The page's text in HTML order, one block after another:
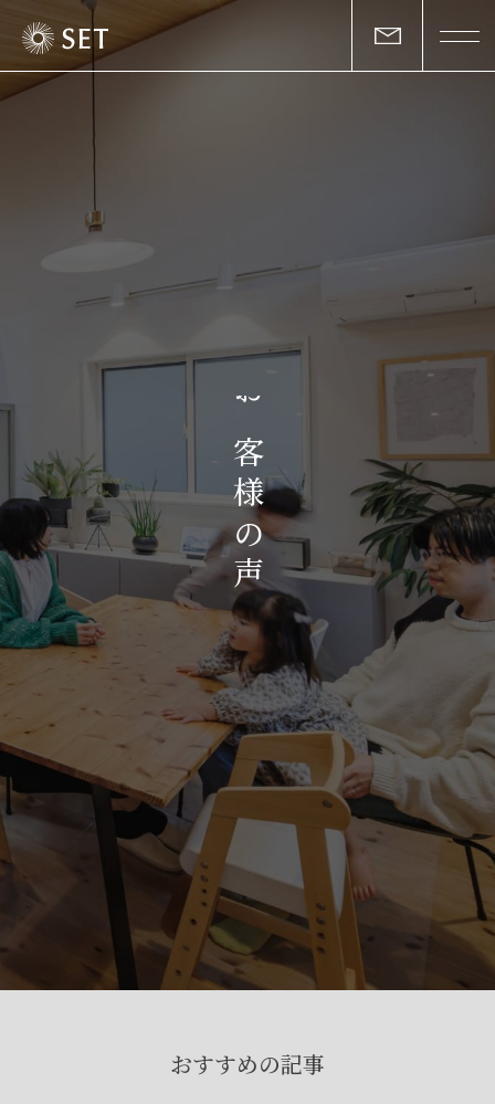
お
客
様
の
声
おすすめの記事
物件一覧
お客様の声
お知らせ・イベント
会社概要・アクセス
スタッフ紹介
プライバシーポリシー
賃貸管理サイトはこちら
会社に関することや物件についての
お問い合わせはこちらから